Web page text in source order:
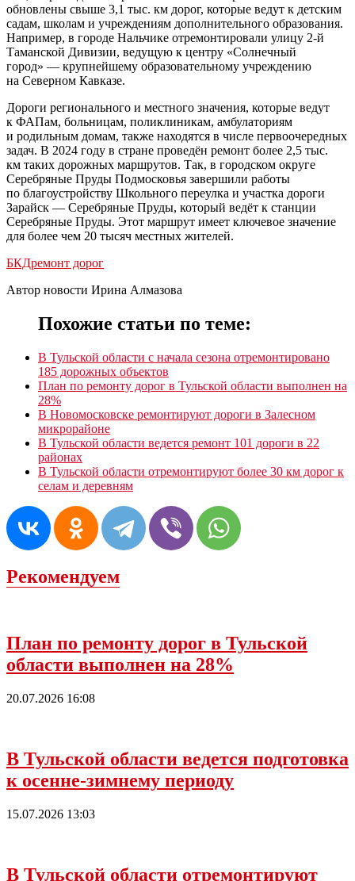
обновлены свыше 3,1 тыс. км дорог, которые ведут к детским
садам, школам и учреждениям дополнительного образования.
Например, в городе Нальчике отремонтировали улицу 2-й
Таманской Дивизии, ведущую к центру «Солнечный
город» — крупнейшему образовательному учреждению
на Северном Кавказе.
Дороги регионального и местного значения, которые ведут
к ФАПам, больницам, поликлиникам, амбулаториям
и родильным домам, также находятся в числе первоочередных
задач. В 2024 году в стране проведён ремонт более 2,5 тыс.
км таких дорожных маршрутов. Так, в городском округе
Серебряные Пруды Подмосковья завершили работы
по благоустройству Школьного переулка и участка дороги
Зарайск — Серебряные Пруды, который ведёт к станции
Серебряные Пруды. Этот маршрут имеет ключевое значение
для более чем 20 тысяч местных жителей.
БКДремонт дорог
Автор новости Ирина Алмазова
Похожие статьи по теме:
В Тульской области с начала сезона отремонтировано
185 дорожных объектов
План по ремонту дорог в Тульской области выполнен на
28%
В Новомосковске ремонтируют дороги в Залесном
микрорайоне
В Тульской области ведется ремонт 101 дороги в 22
районах
В Тульской области отремонтируют более 30 км дорог к
селам и деревням
Рекомендуем
План по ремонту дорог в Тульской
области выполнен на 28%
20.07.2026 16:08
В Тульской области ведется подготовка
к осенне-зимнему периоду
15.07.2026 13:03
В Тульской области отремонтируют